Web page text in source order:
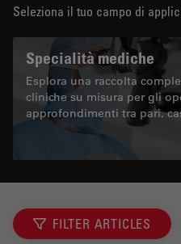
Seleziona il tuo campo di
Specialità mediche
Esplora una raccolta
cliniche su misura per gli
approfondimenti tra pari,
FILTER ARTICLES